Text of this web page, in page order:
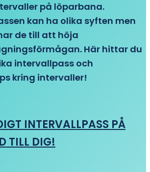
på löparbana.
kan ha olika syften men
de till att höja
Här hittar du
intervallpass och
kring intervaller!
INTERVALLPASS PÅ
TILL DIG!